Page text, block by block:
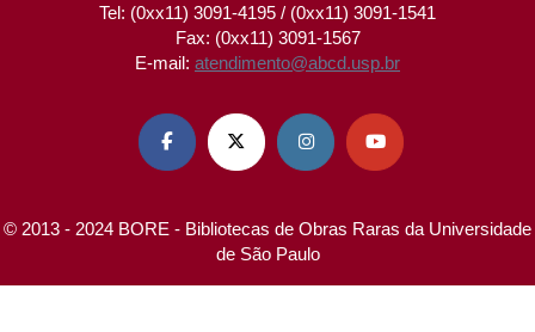
Tel: (0xx11) 3091-4195 / (0xx11) 3091-1541
Fax: (0xx11) 3091-1567
E-mail: atendimento@abcd.usp.br
   
© 2013 - 2024 BORE - Bibliotecas de Obras Raras da Universidade
de São Paulo